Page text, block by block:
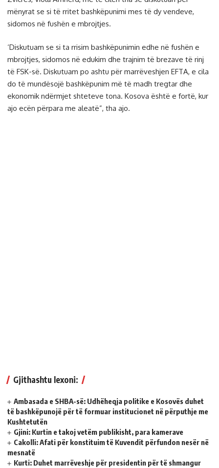
mënyrat se si të rritet bashkëpunimi mes të dy vendeve,
sidomos në fushën e mbrojtjes.
‘Diskutuam se si ta rrisim bashkëpunimin edhe në fushën e
mbrojtjes, sidomos në edukim dhe trajnim të brezave të rinj
të FSK-së. Diskutuam po ashtu për marrëveshjen EFTA, e cila
do të mundësojë bashkëpunim më të madh tregtar dhe
ekonomik ndërmjet shteteve tona. Kosova është e fortë, kur
ajo ecën përpara me aleatë”, tha ajo.
Gjithashtu lexoni:
Ambasada e SHBA-së: Udhëheqja politike e Kosovës duhet
të bashkëpunojë për të formuar institucionet në përputhje me
Kushtetutën
Gjini: Kurtin e takoj vetëm publikisht, para kamerave
Cakolli: Afati për konstituim të Kuvendit përfundon nesër në
mesnatë
Kurti: Duhet marrëveshje për presidentin për të shmangur